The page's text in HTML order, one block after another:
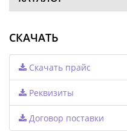
СКАЧАТЬ
Скачать прайс
Реквизиты
Договор поставки